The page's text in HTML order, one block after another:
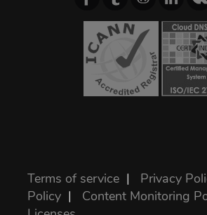
Terms of service | Privacy
Policy | Content Monitoring